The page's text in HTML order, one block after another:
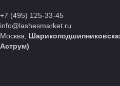
+7 (495) 125-33-45
info@lashesmarket.ru
Москва,
Аструм)